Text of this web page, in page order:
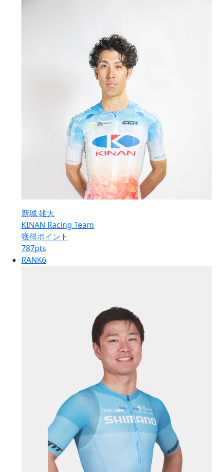
新城 雄大
KINAN Racing Team
獲得ポイント
787pts
RANK6